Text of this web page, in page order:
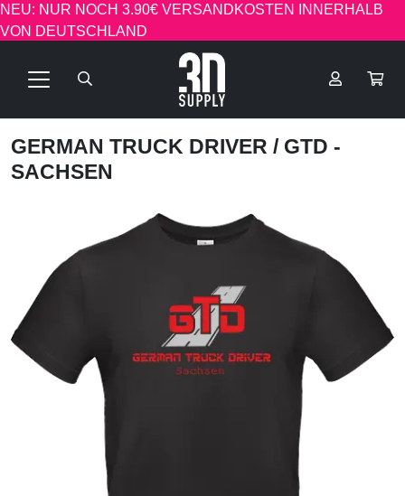
NEU: NUR NOCH 3.90€ VERSANDKOSTEN INNERHALB
VON DEUTSCHLAND
GERMAN TRUCK DRIVER / GTD -
SACHSEN